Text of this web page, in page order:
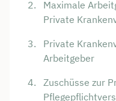
Maximale
Private
Private
Arbeitgeber
Zuschüsse zur